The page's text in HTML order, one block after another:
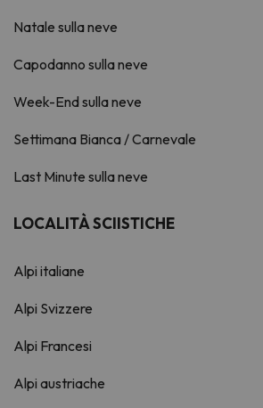
Natale sulla neve
Capodanno sulla neve
Week-End sulla neve
Settimana Bianca / Carnevale
Last Minute sulla neve
LOCALITÀ SCIISTICHE
Alpi italiane
Alpi Svizzere
Alpi Francesi
Alpi austriache